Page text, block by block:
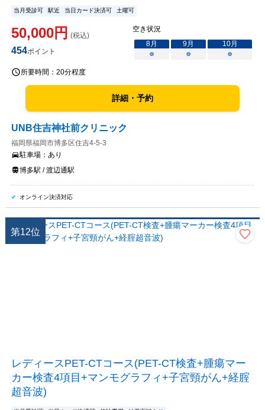
当月受診可 駅近 当日カード決済可 土曜可
50,000円 (税込)
454ポイント
空き状況
8月 9月 10月
○
○ ○
所要時間： 20分程度
詳細・予約
UNB住吉神社前クリニック
福岡県福岡市博多区住吉4-5-3
駐車場： あり
博多駅 / 渡辺通駅
オンライン決済対応
第12位
レディースPET-CTコース(PET-CT検査+腫瘍マー
カー検査4項目+マンモグラフィ+子宮頸がん+経腟
超音波)